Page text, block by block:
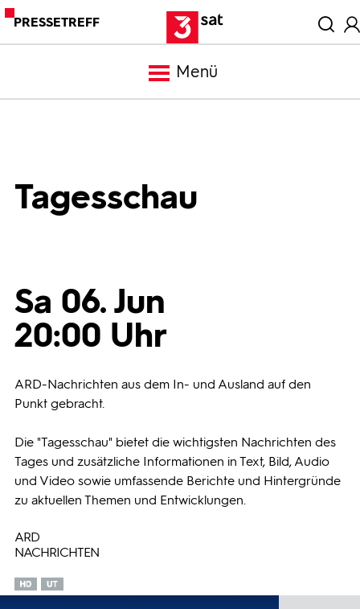
PRESSETREFF
Menü
Bilder
Programmwochen
3sat
Tagesschau
Sa 06. Jun
20:00 Uhr
ARD-Nachrichten aus dem In- und Ausland auf den
Punkt gebracht.
Die "Tagesschau" bietet die wichtigsten Nachrichten des
Tages und zusätzliche Informationen in Text, Bild, Audio
und Video sowie umfassende Berichte und Hintergründe
zu aktuellen Themen und Entwicklungen.
ARD
NACHRICHTEN